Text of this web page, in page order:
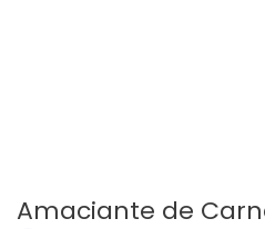
Amaciante de